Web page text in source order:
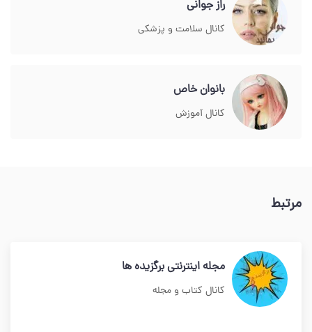
راز جوانی
کانال سلامت و پزشکی
بانوان خاص
کانال آموزش
مرتبط
مجله اینترنتی برگزیده ها
کانال کتاب و مجله